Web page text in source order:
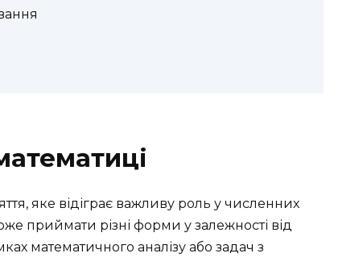
яке відіграє важливу роль у численних
приймати різні форми у залежності від
математичного аналізу або задач з